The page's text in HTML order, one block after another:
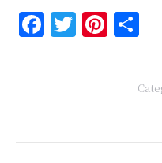
Facebook
Twitter